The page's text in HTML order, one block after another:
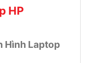
HP
Hình Laptop